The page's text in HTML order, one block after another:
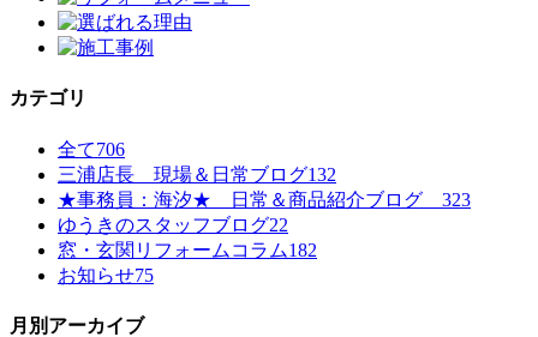
カテゴリ
全て706
三浦店長 現場＆日常ブログ132
★事務員：海汐★ 日常＆商品紹介ブログ 323
ゆうきのスタッフブログ22
窓・玄関リフォームコラム182
お知らせ75
月別アーカイブ